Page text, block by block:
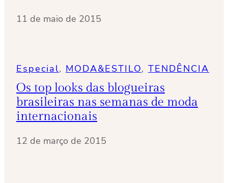
11 de maio de 2015
Especial, MODA&ESTILO, TENDÊNCIA
Os top looks das blogueiras
brasileiras nas semanas de moda
internacionais
12 de março de 2015